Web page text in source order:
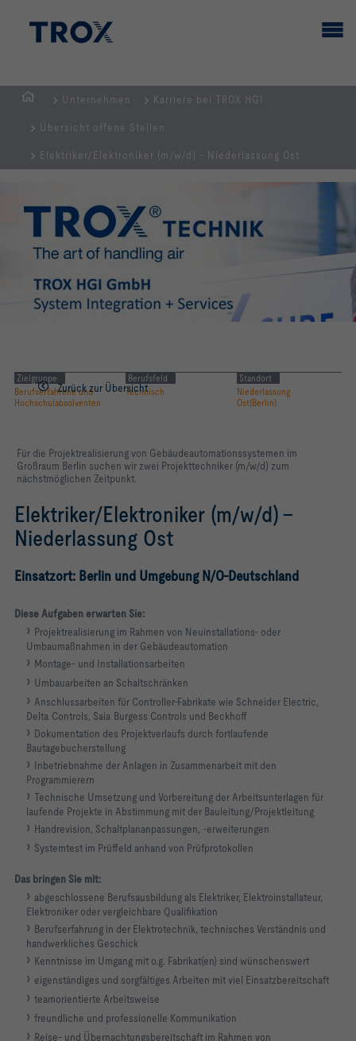
Unternehmen Karriere bei TROX HGI
Übersicht offene Stellen
Elektriker/Elektroniker (m/w/d) - Niederlassung Ost
Zurück zur Übersicht
Zielgruppe
Berufserfahrene und
Hochschulabsolventen
Berufsfeld
Technisch
Standort
Niederlassung
Ost(Berlin)
Für die Projektrealisierung von Gebäudeautomationssystemen im
Großraum Berlin suchen wir zwei Projekttechniker (m/w/d) zum
nächstmöglichen Zeitpunkt.
Elektriker/Elektroniker (m/w/d) -
Niederlassung Ost
Einsatzort: Berlin und Umgebung N/O-Deutschland
Diese Aufgaben erwarten Sie:
Projektrealisierung im Rahmen von Neuinstallations- oder
Umbaumaßnahmen in der Gebäudeautomation
Montage- und Installationsarbeiten
Umbauarbeiten an Schaltschränken
Anschlussarbeiten für Controller-Fabrikate wie Schneider Electric,
Delta Controls, Saia Burgess Controls und Beckhoff
Dokumentation des Projektverlaufs durch fortlaufende
Bautagebucherstellung
Inbetriebnahme der Anlagen in Zusammenarbeit mit den
Programmierern
Technische Umsetzung und Vorbereitung der Arbeitsunterlagen für
laufende Projekte in Abstimmung mit der Bauleitung/Projektleitung
Handrevision, Schaltplananpassungen, -erweiterungen
Systemtest im Prüffeld anhand von Prüfprotokollen
Das bringen Sie mit:
abgeschlossene Berufsausbildung als Elektriker, Elektroinstallateur,
Elektroniker oder vergleichbare Qualifikation
Berufserfahrung in der Elektrotechnik, technisches Verständnis und
handwerkliches Geschick
Kenntnisse im Umgang mit o.g. Fabrikat(en) sind wünschenswert
eigenständiges und sorgfältiges Arbeiten mit viel Einsatzbereitschaft
teamorientierte Arbeitsweise
freundliche und professionelle Kommunikation
Reise- und Übernachtungsbereitschaft im Rahmen von